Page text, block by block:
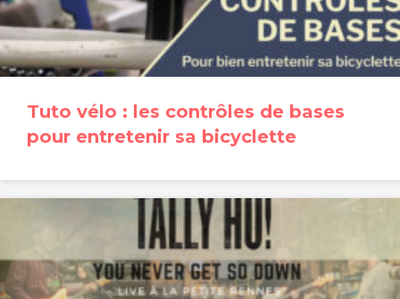
Tuto vélo : les contrôles de bases
pour entretenir sa bicyclette